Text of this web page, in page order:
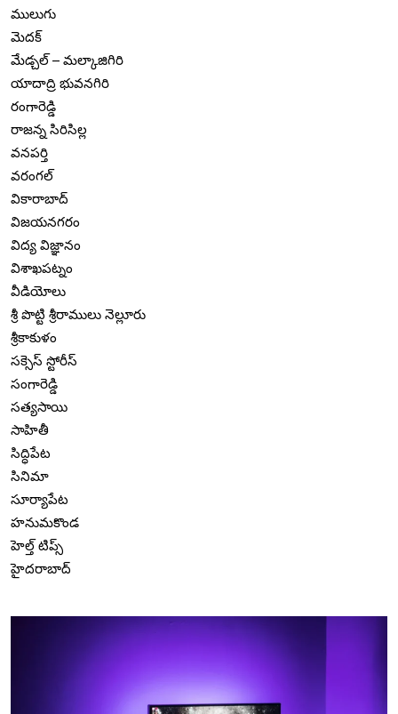
ములుగు
మెదక్
మేడ్చల్ – మల్కాజిగిరి
యాదాద్రి భువనగిరి
రంగారెడ్డి
రాజన్న సిరిసిల్ల
వనపర్తి
వరంగల్
వికారాబాద్
విజయనగరం
విద్య విజ్ఞానం
విశాఖపట్నం
వీడియోలు
శ్రీ పొట్టి శ్రీరాములు నెల్లూరు
శ్రీకాకుళం
సక్సెస్ స్టోరీస్
సంగారెడ్డి
సత్యసాయి
సాహితీ
సిద్ధిపేట
సినిమా
సూర్యాపేట
హనుమకొండ
హెల్త్ టిప్స్
హైదరాబాద్